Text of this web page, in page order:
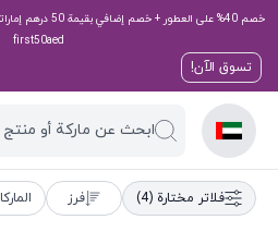
خصم 40% على
first50aed
تسوق الآن!
ابحث عن ماركة أو منتج
فلاتر مختارة (4) فرز